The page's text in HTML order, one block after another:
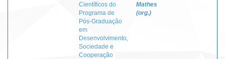
Científicos do
Programa de
Pós-Graduação
em
Desenvolvimento,
Sociedade e
Cooperação
Mathes
(org.)